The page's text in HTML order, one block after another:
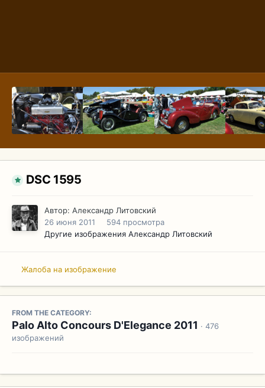
DSC 1595
Автор: Александр Литовский
26 июня 2011
594 просмотра
Другие изображения Александр Литовский
Жалоба на изображение
FROM THE CATEGORY:
Palo Alto Concours D'Elegance 2011 · 476
изображений